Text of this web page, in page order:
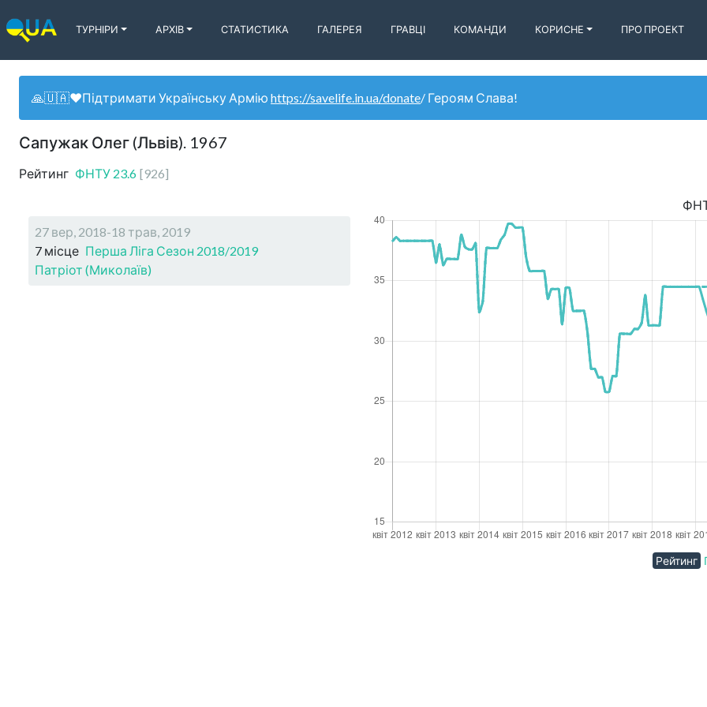
ТУРНІРИ АРХІВ СТАТИСТИКА ГАЛЕРЕЯ ГРАВЦІ КОМАНДИ КОРИСНЕ ПРО ПРОЕКТ
🙏🇺🇦❤️Підтримати Українську Армію https://savelife.in.ua/donate/ Героям Слава!
Сапужак Олег (Львів). 1967
Рейтинг ФНТУ 23.6 [926]
27 вер, 2018-18 трав, 2019
7 місце Перша Ліга Сезон 2018/2019
Патріот (Миколаїв)
Рейтинг